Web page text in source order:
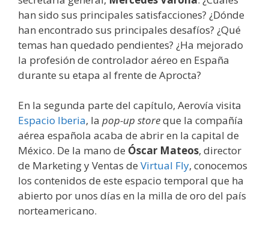
han sido sus principales satisfacciones? ¿Dónde
han encontrado sus principales desafíos? ¿Qué
temas han quedado pendientes? ¿Ha mejorado
la profesión de controlador aéreo en España
durante su etapa al frente de Aprocta?
En la segunda parte del capítulo, Aerovía visita
Espacio Iberia, la pop-up storeque la compañía
aérea española acaba de abrir en la capital de
México. De la mano de Óscar Mateos, director
de Marketing y Ventas de Virtual Fly, conocemos
los contenidos de este espacio temporal que ha
abierto por unos días en la milla de oro del país
norteamericano.